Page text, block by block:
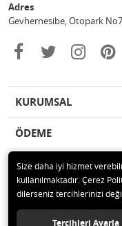
Adres
Gevhernesibe, Otopark
KURUMSAL
ÖDEME
İLETİŞİM
© 2020 Çağrı Medikal
Size daha iyi hizmet
kullanılmaktadır. Çerez
dilerseniz tercihlerinizi
Tercihleri Ayarla